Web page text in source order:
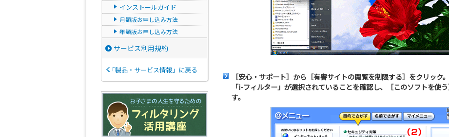
［安心・サポート］から［有害サイトの閲覧を制限する］をクリック。
「i-フィルター」が選択されていることを確認し、［このソフトを使
す。
インストールガイド
月額版お申し込み方法
年額版お申し込み方法
サービス利用規約
「製品・サービス情報」に戻る